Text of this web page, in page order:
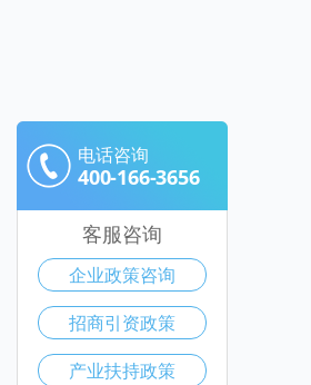
电话咨询
400-166-3656
客服咨询
企业政策咨询
招商引资政策
产业扶持政策